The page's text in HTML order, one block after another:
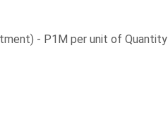
- P1M per unit of Quantity